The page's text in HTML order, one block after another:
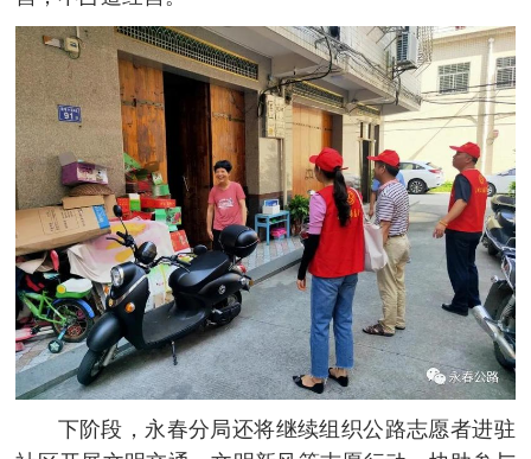
下阶段，永春分局还将继续组织公路志愿者进驻